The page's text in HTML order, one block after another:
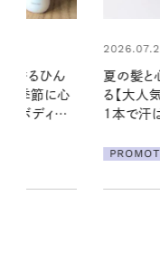
レッシュす
プー】 この
中心地よく
発・ベーリン
リーとの